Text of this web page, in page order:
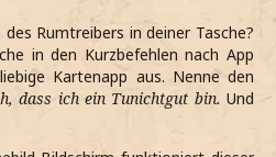
Rumtreibers in deiner Tasche?
in den Kurzbefehlen nach App
Kartenapp aus. Nenne den
dass ich ein Tunichtgut bin. Und